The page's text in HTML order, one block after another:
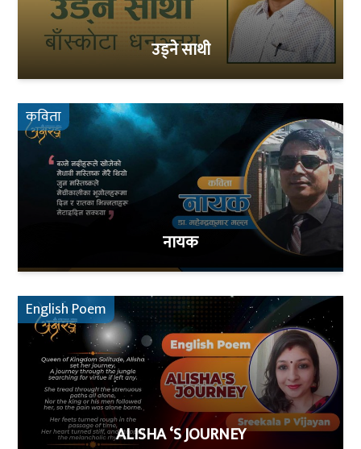
उड्ने साथी
कविता
नायक
English Poem
ALISHA ‘S JOURNEY